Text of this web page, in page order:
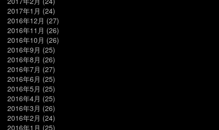
2017年1月 (24)
2016年12月 (27)
2016年11月 (26)
2016年10月 (26)
2016年9月 (25)
2016年8月 (26)
2016年7月 (27)
2016年6月 (25)
2016年5月 (25)
2016年4月 (25)
2016年3月 (26)
2016年2月 (24)
2016年1月 (25)